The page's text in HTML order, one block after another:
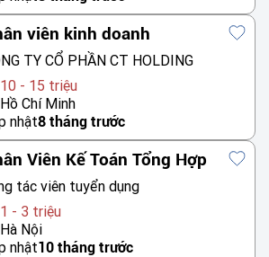
viên kinh doanh
TY CỔ PHẦN CT HOLDING
10 - 15 triệu
Hồ Chí Minh
nhật8 tháng trước
Viên Kế Toán Tổng Hợp
tác viên tuyển dụng
1 - 3 triệu
Hà Nội
nhật10 tháng trước